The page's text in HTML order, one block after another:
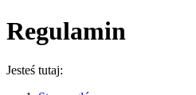
Regulamin
Jesteś tutaj: